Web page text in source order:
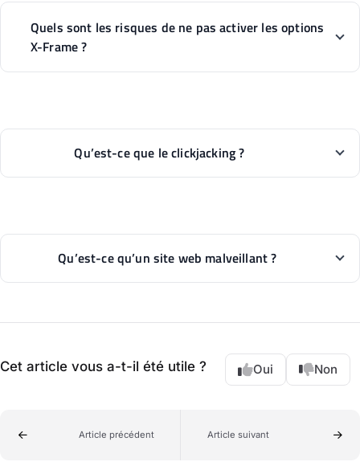
Quels sont les risques de ne pas activer les options
X-Frame ?
Qu’est-ce que le clickjacking ?
Qu’est-ce qu’un site web malveillant ?
Cet article vous a-t-il été utile ? Oui Non
Article précédent Article suivant